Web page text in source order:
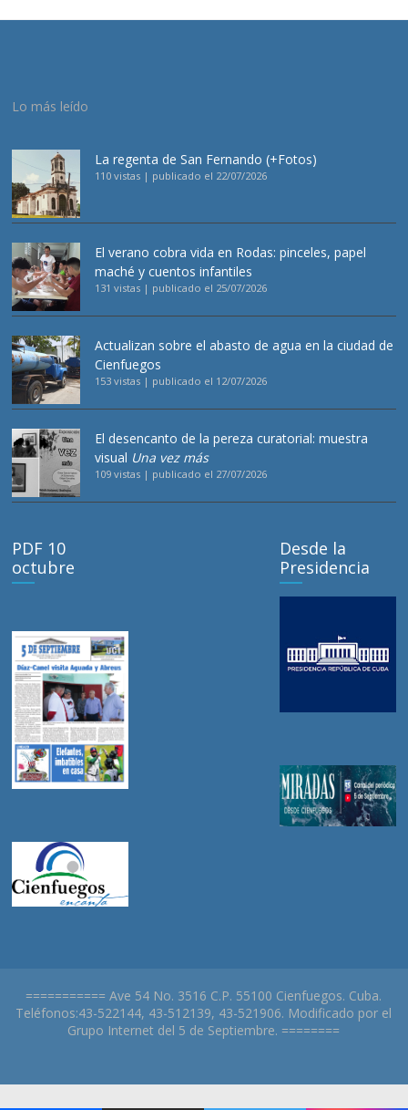
Lo más leído
La regenta de San Fernando (+Fotos)
110 vistas | publicado el 22/07/2026
El verano cobra vida en Rodas: pinceles, papel
maché y cuentos infantiles
131 vistas | publicado el 25/07/2026
Actualizan sobre el abasto de agua en la ciudad de
Cienfuegos
153 vistas | publicado el 12/07/2026
El desencanto de la pereza curatorial: muestra
visual Una vez más
109 vistas | publicado el 27/07/2026
PDF 10
octubre
Desde la
Presidencia
=========== Ave 54 No. 3516 C.P. 55100 Cienfuegos. Cuba.
Teléfonos:43-522144, 43-512139, 43-521906. Modificado por el
Grupo Internet del 5 de Septiembre. ========